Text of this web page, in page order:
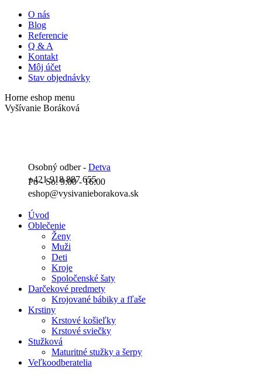
Skip
content
O nás
Blog
Referencie
Q & A
Kontakt
Môj účet
Stav objednávky
Horne eshop menu
Facebook
Instagram
YouTube
Vyšívanie Boráková
Osobný odber - Detva
Po - So: 9:00 - 16:00
+421 918 887 655
eshop@vysivanieborakova.sk
Úvod
Oblečenie
Ženy
Muži
Deti
Kroje
Spoločenské šaty
Darčekové predmety
Krojované bábiky a fľaše
Krstiny
Krstové košieľky
Krstové sviečky
Stužková
Maturitné stužky a šerpy
Veľkoodberatelia